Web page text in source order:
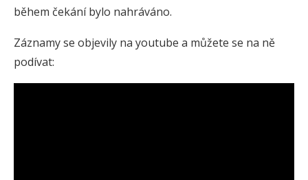
během čekání bylo nahráváno.
Záznamy se objevily na youtube a můžete se na ně
podívat: